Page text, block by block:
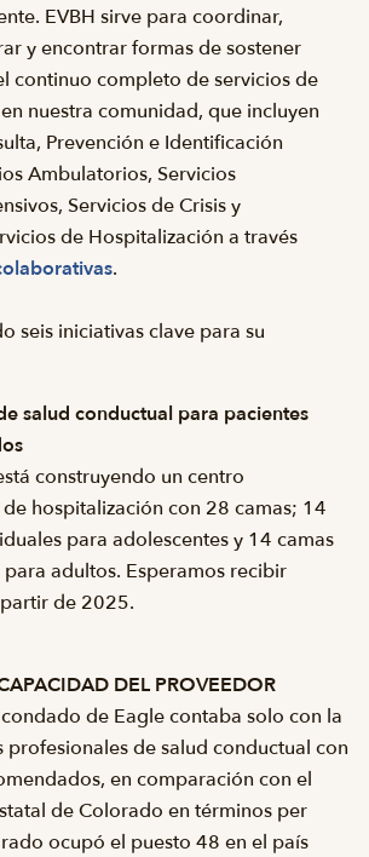
EVBH sirve para coordinar,
y encontrar formas de sostener
continuo completo de servicios de
nuestra comunidad, que incluyen
Prevención e Identificación
Ambulatorios, Servicios
Servicios de Crisis y
de Hospitalización a través
.
seis iniciativas clave para su
salud conductual para pacientes
construyendo un centro
hospitalización con 28 camas; 14
para adolescentes y 14 camas
adultos. Esperamos recibir
de 2025.
DEL PROVEEDOR
de Eagle contaba solo con la
profesionales de salud conductual con
en comparación con el
de Colorado en términos per
ocupó el puesto 48 en el país